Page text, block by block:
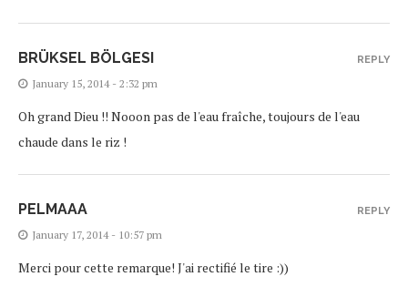
BRÜKSEL BÖLGESI
January 15, 2014 - 2:32 pm
Oh grand Dieu !! Nooon pas de l'eau fraîche, toujours de l'eau
chaude dans le riz !
REPLY
PELMAAA
January 17, 2014 - 10:57 pm
Merci pour cette remarque! J'ai rectifié le tire :))
REPLY